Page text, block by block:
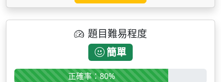
題目難易程度
簡單
正確率：80%